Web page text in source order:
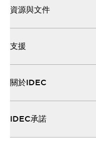
資源與文件
支援
關於IDEC
IDEC承諾